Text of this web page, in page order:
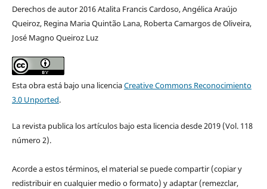
Derechos de autor 2016 Atalita Francis Cardoso, Angélica Araújo
Queiroz, Regina Maria Quintão Lana, Roberta Camargos de Oliveira,
José Magno Queiroz Luz
Esta obra está bajo una licenciaCreative Commons Reconocimiento
3.0 Unported.
La revista publica los artículos bajo esta licencia desde 2019 (Vol. 118
número 2).
Acorde a estos términos, el material se puede compartir (copiar y
redistribuir en cualquier medio o formato) y adaptar (remezclar,